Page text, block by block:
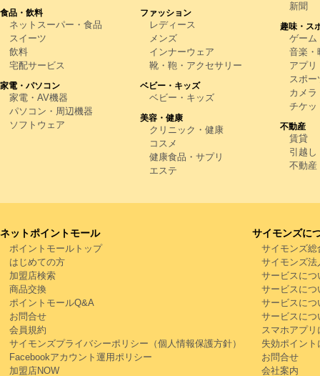
食品・飲料
ネットスーパー・食品
スイーツ
飲料
宅配サービス
家電・パソコン
家電・AV機器
パソコン・周辺機器
ソフトウェア
ファッション
レディース
メンズ
インナーウェア
靴・鞄・アクセサリー
ベビー・キッズ
ベビー・キッズ
美容・健康
クリニック・健康
コスメ
健康食品・サプリ
エステ
新聞
趣味・ス
ゲーム
音楽・
アプリ
スポー
カメラ
チケッ
不動産
賃貸
引越し
不動産
ネットポイントモール
ポイントモールトップ
はじめての方
加盟店検索
商品交換
ポイントモールQ&A
お問合せ
会員規約
サイモンズプライバシーポリシー（個人情報保護方針）
Facebookアカウント運用ポリシー
加盟店NOW
サイモンズに
サイモンズ総
サイモンズ法
サービスにつ
サービスにつ
サービスにつ
サービスにつ
スマホアプリ
失効ポイント
お問合せ
会社案内